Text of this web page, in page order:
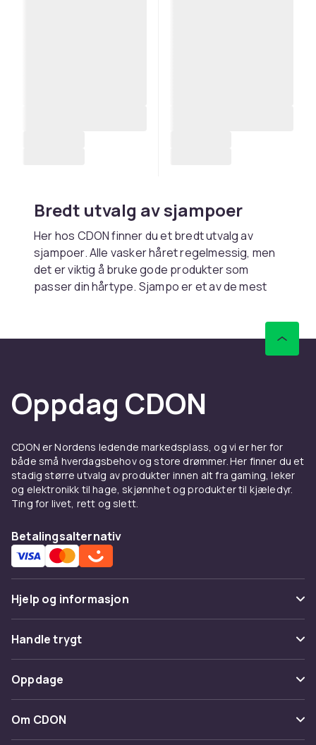
Bredt utvalg av sjampoer
Her hos CDON finner du et bredt utvalg av
sjampoer. Alle vasker håret regelmessig, men
det er viktig å bruke gode produkter som
passer din hårtype. Sjampo er et av de mest
utseende. Det masseres inn i fuktig hår til det
Sjampo fra kjente merker
Warg, Olaplex, Maria Nila, Redken og Keraste,
samt nye, spennende merker og produkter.
Med flere tusen hårpleieprodukter er du
garantert å finne noe som passer deg. Hvilken
sjampo som er best for deg, avhenger av
hvilken hårtype du har. Det finnes forskjellige
typer produkter for forskjellige hårtyper, for
eksempel krøllete, fet, tørt eller farget hår. Her
hos CDON finnes det noe for alle hårtyper,
hårproblemer og preferanser. Du finner blant
og flass.
Finn riktig spesialsjampo
Trenger håret noe ekstra? Utforsk våre
flassjampoer
sølvsjampoersom nøytraliserer gule toner i
Oppdag CDON
CDON er Nordens ledende markedsplass, og vi er her for
både små hverdagsbehov og store drømmer. Her finner du et
stadig større utvalg av produkter innen alt fra gaming, leker
og elektronikk til hage, skjønnhet og produkter til kjæledyr.
Ting for livet, rett og slett.
Betalingsalternativ
Hjelp og informasjon
Vanlige spørsmål
Spor pakke
Angre & returner her
Kontakt oss
Handle trygt
Betaling
Levering
Oppdage
Kategorier
Om CDON